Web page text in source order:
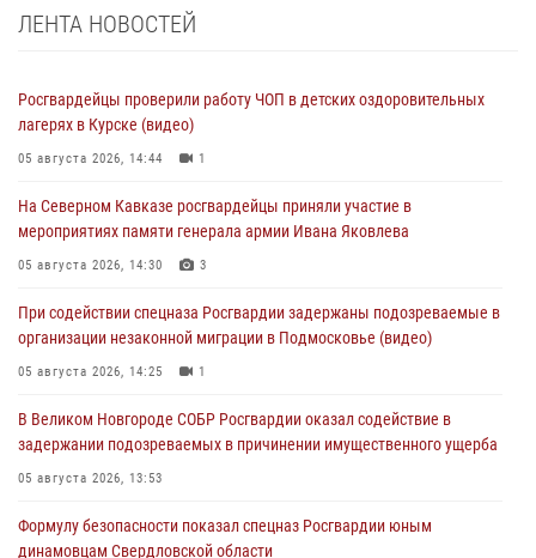
ЛЕНТА НОВОСТЕЙ
Росгвардейцы проверили работу ЧОП в детских оздоровительных
лагерях в Курске (видео)
05 августа 2026, 14:44 1
На Северном Кавказе росгвардейцы приняли участие в
мероприятиях памяти генерала армии Ивана Яковлева
05 августа 2026, 14:30 3
При содействии спецназа Росгвардии задержаны подозреваемые в
организации незаконной миграции в Подмосковье (видео)
05 августа 2026, 14:25 1
В Великом Новгороде СОБР Росгвардии оказал содействие в
задержании подозреваемых в причинении имущественного ущерба
05 августа 2026, 13:53
Формулу безопасности показал спецназ Росгвардии юным
динамовцам Свердловской области